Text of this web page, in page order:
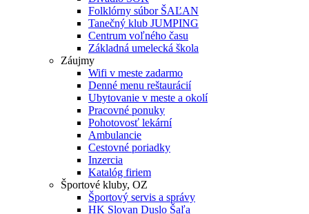
Folklórny súbor ŠAĽAN
Tanečný klub JUMPING
Centrum voľného času
Základná umelecká škola
Záujmy
Wifi v meste zadarmo
Denné menu reštaurácií
Ubytovanie v meste a okolí
Pracovné ponuky
Pohotovosť lekární
Ambulancie
Cestovné poriadky
Inzercia
Katalóg firiem
Športové kluby, OZ
Športový servis a správy
HK Slovan Duslo Šaľa